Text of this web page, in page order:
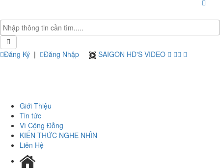
Đăng Ký | Đăng Nhập SAIGON HD'S VIDEO
Giới Thiệu
Tin tức
Vì Cộng Đồng
KIẾN THỨC NGHE NHÌN
Liên Hệ